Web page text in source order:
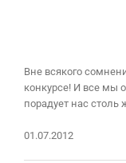
Вне всякого
конкурсе! И все мы
порадует нас
01.07.2012